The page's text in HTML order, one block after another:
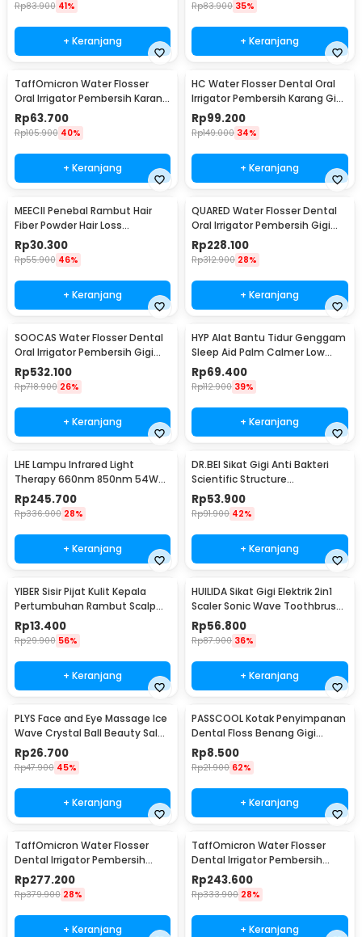
Rp83.900 41%
+ Keranjang
Rp83.900 35%
+ Keranjang
TaffOmicron Water Flosser
Oral Irrigator Pembersih Karang
Gigi 220ml - Z-801
Rp63.700
Rp105.900 40%
+ Keranjang
HC Water Flosser Dental Oral
Irrigator Pembersih Karang Gigi
230ml - QX-3A33
Rp99.200
Rp149.000 34%
+ Keranjang
MEECII Penebal Rambut Hair
Fiber Powder Hair Loss
Treatment 27.5g - MCB363
Rp30.300
Rp55.900 46%
+ Keranjang
QUARED Water Flosser Dental
Oral Irrigator Pembersih Gigi
300ml - L10
Rp228.100
Rp312.900 28%
+ Keranjang
SOOCAS Water Flosser Dental
Oral Irrigator Pembersih Gigi
240ml - W3 Pro
Rp532.100
Rp718.900 26%
+ Keranjang
HYP Alat Bantu Tidur Genggam
Sleep Aid Palm Calmer Low
Frequency Pulse - HY40
Rp69.400
Rp112.900 39%
+ Keranjang
LHE Lampu Infrared Light
Therapy 660nm 850nm 54W
EU with Holder - LH68
Rp245.700
Rp336.900 28%
+ Keranjang
DR.BEI Sikat Gigi Anti Bakteri
Scientific Structure
Toothbrush 4 PCS
Rp53.900
Rp91.900 42%
+ Keranjang
YIBER Sisir Pijat Kulit Kepala
Pertumbuhan Rambut Scalp
Applicator 6ml - YSP2
Rp13.400
Rp29.900 56%
+ Keranjang
HUILIDA Sikat Gigi Elektrik 2in1
Scaler Sonic Wave Toothbrush
6 Modes - LC-H161
Rp56.800
Rp87.900 36%
+ Keranjang
PLYS Face and Eye Massage Ice
Wave Crystal Ball Beauty Salon
2 PCS - PY001
Rp26.700
Rp47.900 45%
+ Keranjang
PASSCOOL Kotak Penyimpanan
Dental Floss Benang Gigi
Pembersih Plak - PL05
Rp8.500
Rp21.900 62%
+ Keranjang
TaffOmicron Water Flosser
Dental Irrigator Pembersih
Karang Gigi 320ml - BV-612
Rp277.200
Rp379.900 28%
+ Keranjang
TaffOmicron Water Flosser
Dental Irrigator Pembersih
Karang Gigi 300ml - BV-609
Rp243.600
Rp333.900 28%
+ Keranjang